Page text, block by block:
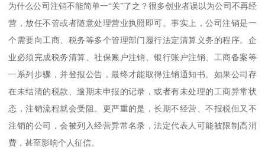
为什么公司注销不能简单一“关”了之？很多创业者误以为公司不再经
营，放任不管或者随意处理营业执照即可。事实上，公司注销是一
个需要向工商、税务等多个管理部门履行法定清算义务的程序。企
业必须完成税务清算、社保账户注销、银行账户注销、工商备案等
一系列步骤，并登报公告，最终才能取得注销通知书。如果公司存
在未结清的税款、逾期未申报的记录，或者有未处理的工商异常状
态，注销流程就会受阻。更严重的是，长期不经营、不报税但又不
注销的公司，会被列入经营异常名录，法定代表人可能被限制高消
费，甚至影响个人征信。